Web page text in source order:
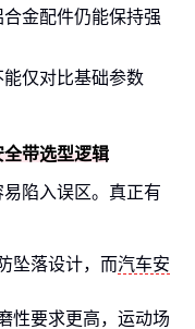
金配件仍能保持强
仅对比基础参数
带选型逻辑
陷入误区。真正有
坠落设计，而汽车安
性要求更高，运动场